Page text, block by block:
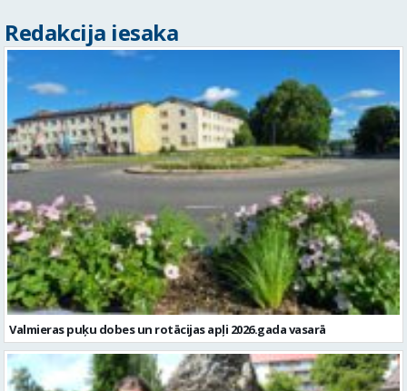
Redakcija iesaka
Valmieras puķu dobes un rotācijas apļi 2026.gada vasarā